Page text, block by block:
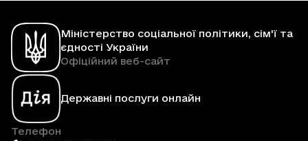
Міністерство соціальної політики, сім'ї та
єдності України
Офіційний веб-сайт
Державні послуги онлайн
Телефон